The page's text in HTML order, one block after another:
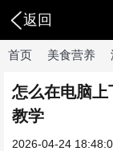
返回
首页 美食营养
怎么在电脑
教学
2026-04-24